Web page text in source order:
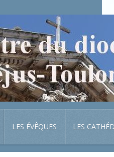
LES ÉVÊQUES LES